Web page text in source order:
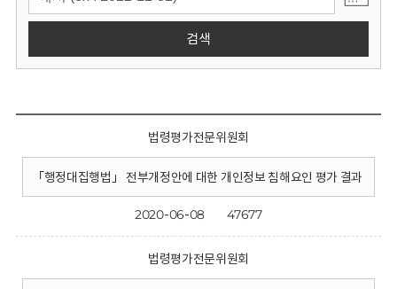
검색
법령평가전문위원회
「행정대집행법」 전부개정안에 대한 개인정보 침해요인 평가 결과
2020-06-08 47677
법령평가전문위원회